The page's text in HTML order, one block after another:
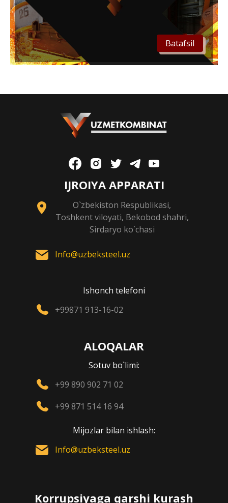
Batafsil
IJROIYA APPARATI
O`zbekiston Respublikasi,
Toshkent viloyati, Bekobod shahri,
Sirdaryo ko`chasi
Info@uzbeksteel.uz
Ishonch telefoni
+99871 913-16-02
ALOQALAR
Sotuv bo`limi:
+99 890 902 71 02
+99 871 514 16 94
Mijozlar bilan ishlash:
Info@uzbeksteel.uz
Korrupsiyaga qarshi kurash